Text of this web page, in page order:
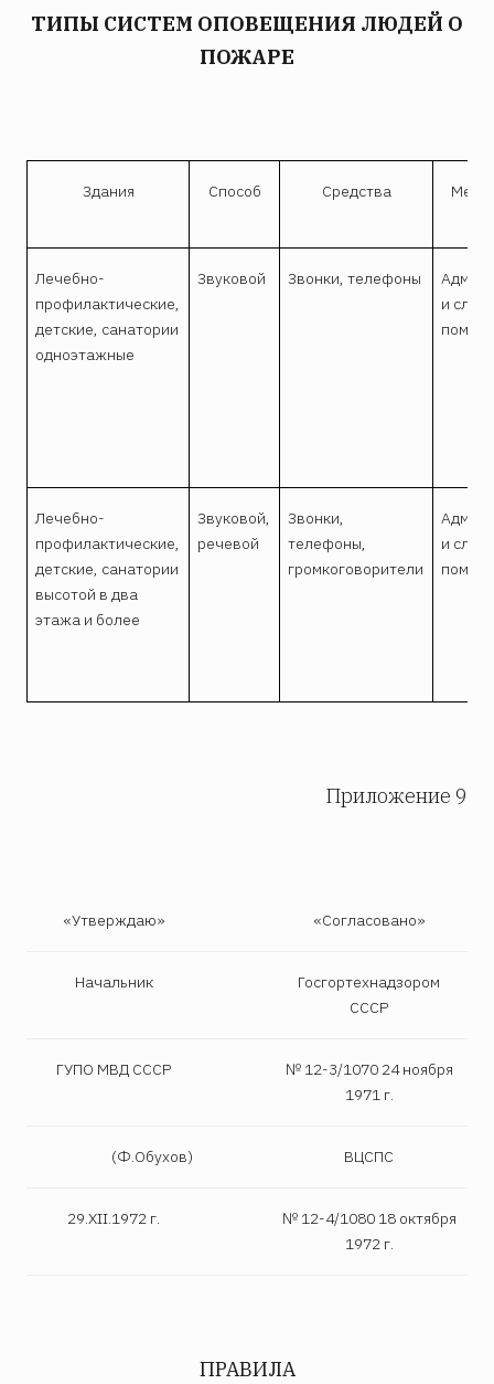
ТИПЫ СИСТЕМ ОПОВЕЩЕНИЯ ЛЮДЕЙ О
ПОЖАРЕ
Здания Способ Средства
Лечебно-
профилактические,
детские, санатории
одноэтажные
Звуковой Звонки, телефоны
и
Лечебно-
профилактические,
детские, санатории
высотой в два
этажа и более
Звуковой,
речевой
Звонки,
телефоны,
громкоговорители
и
Приложение 9
«Утверждаю» «Согласовано»
Начальник
Госгортехнадзором
СССР
ГУПО МВД СССР
№ 12-3/1070 24 ноября
1971 г.
(Ф.Обухов) ВЦСПС
29.XII.1972 г.
№ 12-4/1080 18 октября
1972 г.
ПРАВИЛА